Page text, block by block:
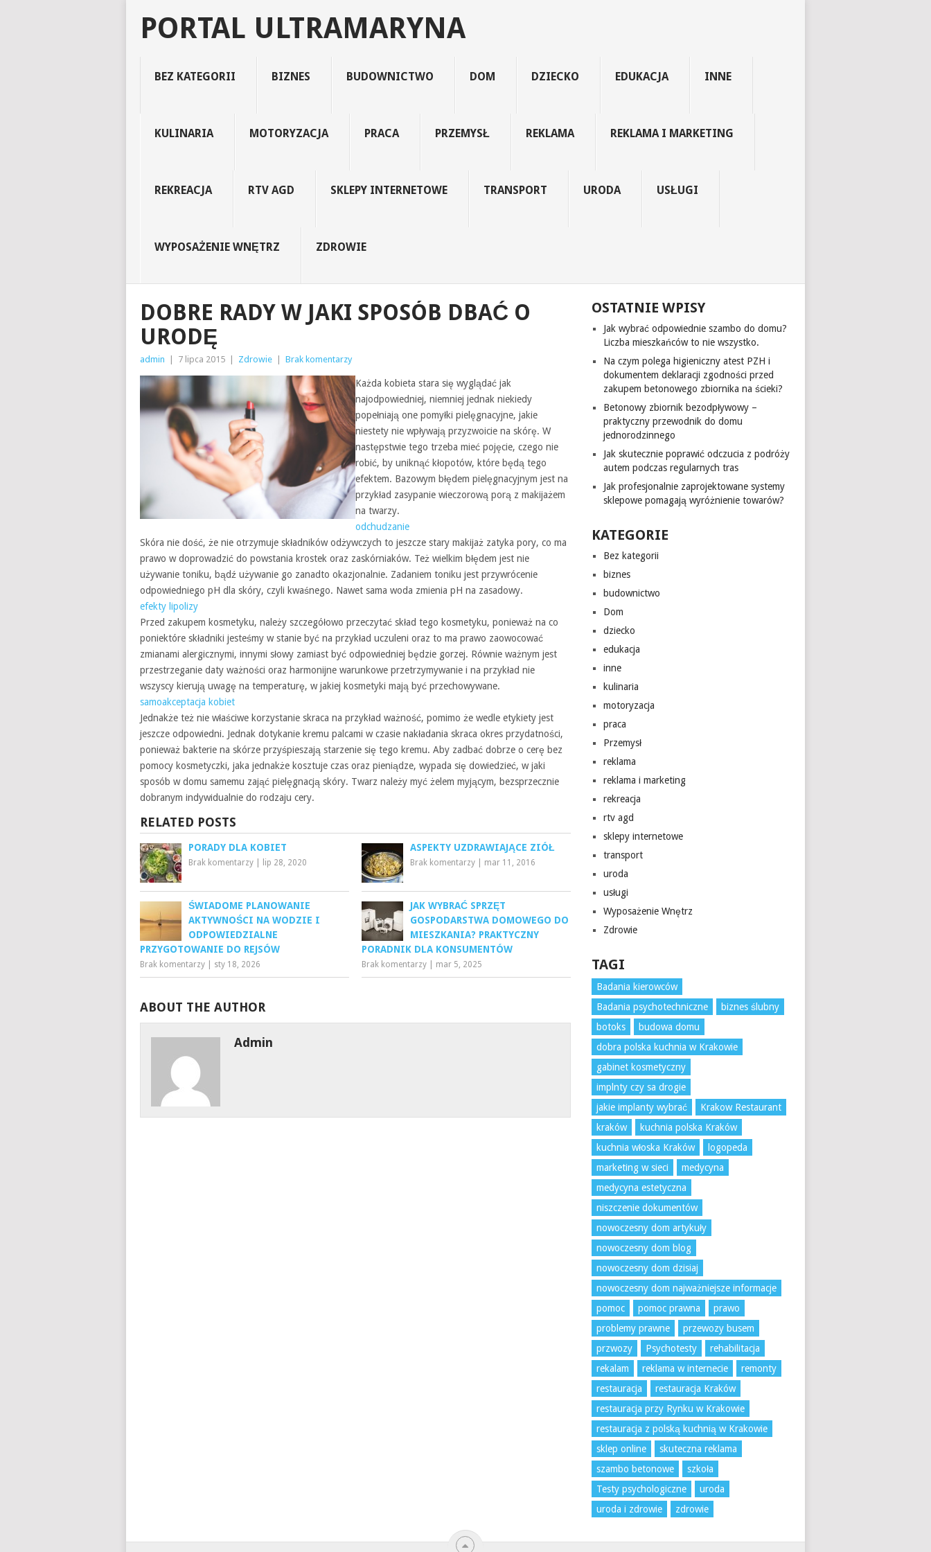
PORTAL ULTRAMARYNA
BEZ KATEGORII BIZNES BUDOWNICTWO DOM DZIECKO EDUKACJA INNE
KULINARIA MOTORYZACJA PRACA PRZEMYSŁ REKLAMA REKLAMA I MARKETING
REKREACJA RTV AGD SKLEPY INTERNETOWE TRANSPORT URODA USŁUGI
WYPOSAŻENIE WNĘTRZ ZDROWIE
DOBRE RADY W JAKI SPOSÓB DBAĆ O
URODĘ
admin 7 lipca 2015 Zdrowie Brak komentarzy
Każda kobieta stara się wyglądać jak
najodpowiedniej, niemniej jednak niekiedy
popełniają one pomyłki pielęgnacyjne, jakie
niestety nie wpływają przyzwoicie na skórę. W
następstwie tego trzeba mieć pojęcie, czego nie
robić, by uniknąć kłopotów, które będą tego
efektem. Bazowym błędem pielęgnacyjnym jest na
przykład zasypanie wieczorową porą z makijażem
na twarzy.
odchudzanie
Skóra nie dość, że nie otrzymuje składników odżywczych to jeszcze stary makijaż zatyka pory, co ma
prawo w doprowadzić do powstania krostek oraz zaskórniaków. Też wielkim błędem jest nie
używanie toniku, bądź używanie go zanadto okazjonalnie. Zadaniem toniku jest przywrócenie
odpowiedniego pH dla skóry, czyli kwaśnego. Nawet sama woda zmienia pH na zasadowy.
efekty lipolizy
Przed zakupem kosmetyku, należy szczegółowo przeczytać skład tego kosmetyku, ponieważ na co
poniektóre składniki jesteśmy w stanie być na przykład uczuleni oraz to ma prawo zaowocować
zmianami alergicznymi, innymi słowy zamiast być odpowiedniej będzie gorzej. Równie ważnym jest
przestrzeganie daty ważności oraz harmonijne warunkowe przetrzymywanie i na przykład nie
wszyscy kierują uwagę na temperaturę, w jakiej kosmetyki mają być przechowywane.
samoakceptacja kobiet
Jednakże też nie właściwe korzystanie skraca na przykład ważność, pomimo że wedle etykiety jest
jeszcze odpowiedni. Jednak dotykanie kremu palcami w czasie nakładania skraca okres przydatności,
ponieważ bakterie na skórze przyśpieszają starzenie się tego kremu. Aby zadbać dobrze o cerę bez
pomocy kosmetyczki, jaka jednakże kosztuje czas oraz pieniądze, wypada się dowiedzieć, w jaki
sposób w domu samemu zająć pielęgnacją skóry. Twarz należy myć żelem myjącym, bezsprzecznie
dobranym indywidualnie do rodzaju cery.
RELATED POSTS
PORADY DLA KOBIET
Brak komentarzy lip 28, 2020
ASPEKTY UZDRAWIAJĄCE ZIÓŁ
Brak komentarzy mar 11, 2016
ŚWIADOME PLANOWANIE
AKTYWNOŚCI NA WODZIE I
ODPOWIEDZIALNE
PRZYGOTOWANIE DO REJSÓW
Brak komentarzy sty 18, 2026
JAK WYBRAĆ SPRZĘT
GOSPODARSTWA DOMOWEGO DO
MIESZKANIA? PRAKTYCZNY
PORADNIK DLA KONSUMENTÓW
Brak komentarzy mar 5, 2025
ABOUT THE AUTHOR
Admin
OSTATNIE WPISY
Jak wybrać odpowiednie szambo do domu?
Liczba mieszkańców to nie wszystko.
Na czym polega higieniczny atest PZH i
dokumentem deklaracji zgodności przed
zakupem betonowego zbiornika na ścieki?
Betonowy zbiornik bezodpływowy –
praktyczny przewodnik do domu
jednorodzinnego
Jak skutecznie poprawić odczucia z podróży
autem podczas regularnych tras
Jak profesjonalnie zaprojektowane systemy
sklepowe pomagają wyróżnienie towarów?
KATEGORIE
Bez kategorii
biznes
budownictwo
Dom
dziecko
edukacja
inne
kulinaria
motoryzacja
praca
Przemysł
reklama
reklama i marketing
rekreacja
rtv agd
sklepy internetowe
transport
uroda
usługi
Wyposażenie Wnętrz
Zdrowie
TAGI
Badania kierowców
Badania psychotechniczne
biznes ślubny
botoks
budowa domu
dobra polska kuchnia w Krakowie
gabinet kosmetyczny
implnty czy sa drogie
jakie implanty wybrać
Krakow Restaurant
kraków
kuchnia polska Kraków
kuchnia włoska Kraków
logopeda
marketing w sieci
medycyna
medycyna estetyczna
niszczenie dokumentów
nowoczesny dom artykuły
nowoczesny dom blog
nowoczesny dom dzisiaj
nowoczesny dom najważniejsze informacje
pomoc
pomoc prawna
prawo
problemy prawne
przewozy busem
przwozy
Psychotesty
rehabilitacja
rekalam
reklama w internecie
remonty
restauracja
restauracja Kraków
restauracja przy Rynku w Krakowie
restauracja z polską kuchnią w Krakowie
sklep online
skuteczna reklama
szambo betonowe
szkoła
Testy psychologiczne
uroda
uroda i zdrowie
zdrowie